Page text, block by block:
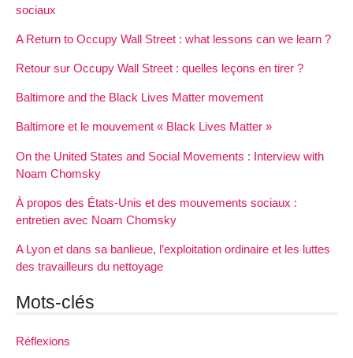
sociaux
A Return to Occupy Wall Street : what lessons can we learn ?
Retour sur Occupy Wall Street : quelles leçons en tirer ?
Baltimore and the Black Lives Matter movement
Baltimore et le mouvement « Black Lives Matter »
On the United States and Social Movements : Interview with
Noam Chomsky
À propos des États-Unis et des mouvements sociaux :
entretien avec Noam Chomsky
A Lyon et dans sa banlieue, l’exploitation ordinaire et les luttes
des travailleurs du nettoyage
Mots-clés
Réflexions